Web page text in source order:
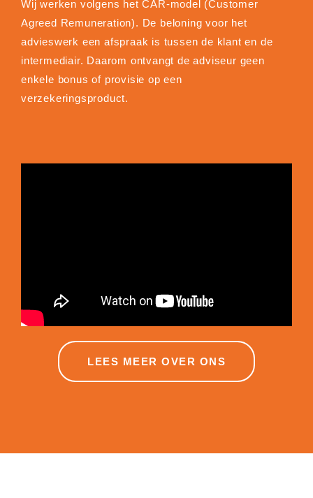
Wij werken volgens het CAR-model (Customer
Agreed Remuneration). De beloning voor het
advieswerk een afspraak is tussen de klant en de
intermediair. Daarom ontvangt de adviseur geen
enkele bonus of provisie op een
verzekeringsproduct.
LEES MEER OVER ONS